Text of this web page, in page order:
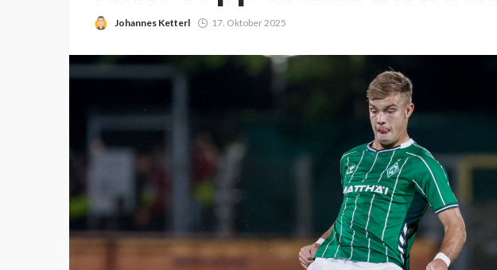
Johannes Ketterl 17. Oktober 2025